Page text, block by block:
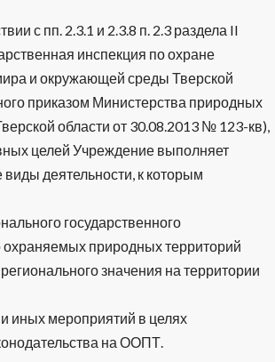
с пп. 2.3.1 и 2.3.8 п. 2.3 раздела II
инспекция по охране
и окружающей среды Тверской
приказом Министерства природных
области от 30.08.2013 № 123-кв),
целей Учреждение выполняет
деятельности, к которым
государственного
охраняемых природных территорий
значения на территории
иных мероприятий в целях
на ООПТ.